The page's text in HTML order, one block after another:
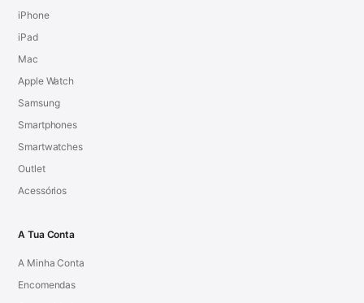
iPhone
iPad
Mac
Apple Watch
Samsung
Smartphones
Smartwatches
Outlet
Acessórios
A Tua Conta
A Minha Conta
Encomendas